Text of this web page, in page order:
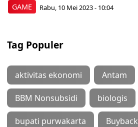
GAME Rabu, 10 Mei 2023 - 10:04
Tag Populer
aktivitas ekonomi Antam
BBM Nonsubsidi biologis
bupati purwakarta Buyback